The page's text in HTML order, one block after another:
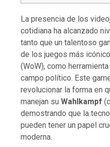
La presencia de los
cotidiana ha alcanzado
tanto que un talentoso
de los juegos más
(WoW), como
campo político. Este
revolucionar la forma en
manejan suWahlkampf
demostrando que la
pueden tener un papel
moderna.